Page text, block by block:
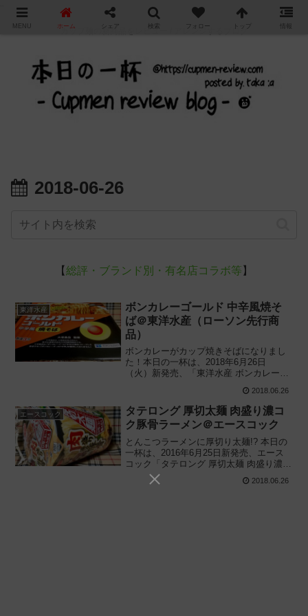
カップ麺の新商品をレビュー / アレンジするブログ
2018-06-26
【総評・ブランド別・有名店コラボ等 】
東洋水産
ボンカレーゴールド 中辛風焼そ
ば＠東洋水産（ローソン先行商
品）
ボンカレーがカップ焼きそばになりまし
た！本日の一杯は、2018年6月26日
（火）新発売、「東洋水産 ボンカレーゴ
品】」です。大塚食品「ボンカレー ゴー
ルド」とタイアップしたコラボカップ
麺、再現性は高いのでしょうか？
2018.06.26
エースコック
タテロング 厚切太麺 肉盛り濃コ
ク豚骨ラーメン＠エースコック
とんこつラーメンに厚切り太麺!? 本日の
一杯は、2016年6月25日新発売、エース
コック「タテロング 厚切太麺 肉盛り濃コ
ク豚骨ラーメン」の実食レビューです。
豚骨スープに厚切りの太麺なんて珍しい
2018.06.26
MENU ホーム シェア 検索 フォロー トップ 情報